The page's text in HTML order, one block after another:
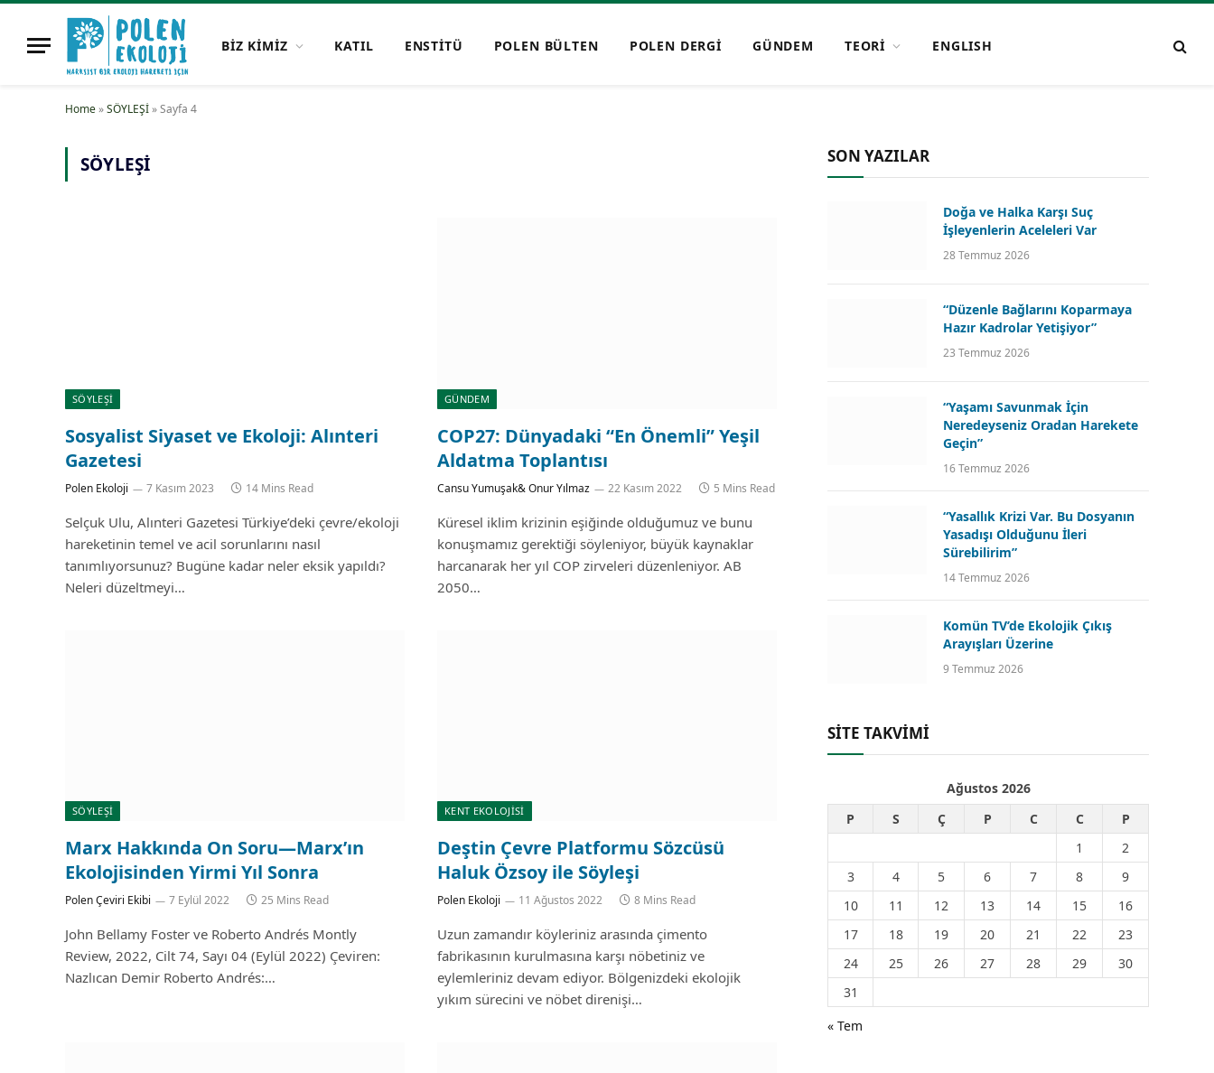
BİZ KİMİZ KATIL ENSTİTÜ POLEN BÜLTEN POLEN DERGİ GÜNDEM TEORİ ENGLISH
Home»SÖYLEŞİ»Sayfa 4
SÖYLEŞİ
SÖYLEŞİ
Sosyalist Siyaset ve Ekoloji: Alınteri
Gazetesi
Polen Ekoloji 7 Kasım 2023 14 Mins Read
Selçuk Ulu, Alınteri Gazetesi Türkiye’deki çevre/ekoloji
hareketinin temel ve acil sorunlarını nasıl
tanımlıyorsunuz? Bugüne kadar neler eksik yapıldı?
Neleri düzeltmeyi…
GÜNDEM
COP27: Dünyadaki “En Önemli” Yeşil
Aldatma Toplantısı
Cansu Yumuşak& Onur Yılmaz 22 Kasım 2022 5 Mins Read
Küresel iklim krizinin eşiğinde olduğumuz ve bunu
konuşmamız gerektiği söyleniyor, büyük kaynaklar
harcanarak her yıl COP zirveleri düzenleniyor. AB
2050…
SÖYLEŞİ
Marx Hakkında On Soru—Marx’ın
Ekolojisinden Yirmi Yıl Sonra
Polen Çeviri Ekibi 7 Eylül 2022 25 Mins Read
John Bellamy Foster ve Roberto Andrés Montly
Review, 2022, Cilt 74, Sayı 04 (Eylül 2022) Çeviren:
Nazlıcan Demir Roberto Andrés:…
KENT EKOLOJISI
Deştin Çevre Platformu Sözcüsü
Haluk Özsoy ile Söyleşi
Polen Ekoloji 11 Ağustos 2022 8 Mins Read
Uzun zamandır köyleriniz arasında çimento
fabrikasının kurulmasına karşı nöbetiniz ve
eylemleriniz devam ediyor. Bölgenizdeki ekolojik
yıkım sürecini ve nöbet direnişi…
SON YAZILAR
Doğa ve Halka Karşı Suç
İşleyenlerin Aceleleri Var
28 Temmuz 2026
“Düzenle Bağlarını Koparmaya
Hazır Kadrolar Yetişiyor”
23 Temmuz 2026
“Yaşamı Savunmak İçin
Neredeyseniz Oradan Harekete
Geçin”
16 Temmuz 2026
“Yasallık Krizi Var. Bu Dosyanın
Yasadışı Olduğunu İleri
Sürebilirim”
14 Temmuz 2026
Komün TV’de Ekolojik Çıkış
Arayışları Üzerine
9 Temmuz 2026
SİTE TAKVİMİ
Ağustos 2026
P
S Ç P C C
P
1
2
3
4 5 6 7 8
9
10
11 12 13 14 15
16
17
18 19 20 21 22
23
24
25 26 27 28 29
30
31
« Tem